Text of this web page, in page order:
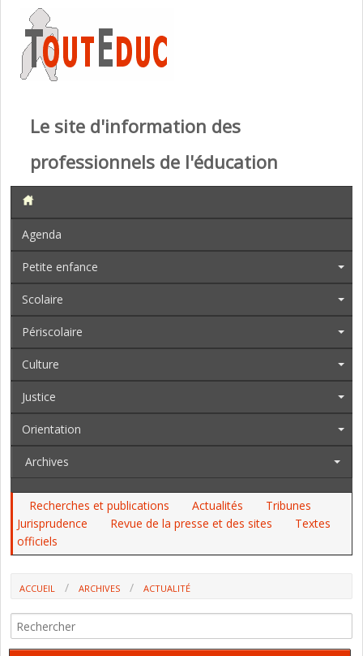
Le site d'information des
professionnels de l'éducation
Agenda
Petite enfance
Scolaire
Périscolaire
Culture
Justice
Orientation
Archives
Recherches et publications Actualités
Tribunes
Jurisprudence
Revue de la presse et des sites
Textes
officiels
ACCUEIL ARCHIVES
ACTUALITÉ
NIVEAU DES ÉLÈVES DÉFAVORISÉS ? (DEPP)